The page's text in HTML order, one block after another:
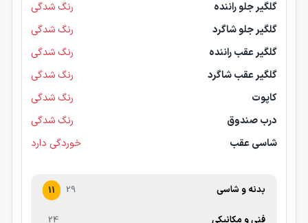
گلگیر جلو راننده
رنگ شدگی
گلگیر جلو شاگرد
رنگ شدگی
گلگیر عقب راننده
رنگ شدگی
گلگیر عقب شاگرد
رنگ شدگی
کاپوت
رنگ شدگی
درب صندوق
رنگ شدگی
شاسی عقب
خوردگی دارد
بدنه و شاسی 29
11
فنی و مکانیکی 24